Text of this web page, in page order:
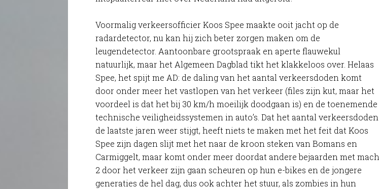
Voormalig verkeersofficier Koos Spee maakte ooit jacht op de
radardetector, nu kan hij zich beter zorgen maken om de
leugendetector. Aantoonbare grootspraak en aperte flauwekul
natuurlijk, maar het Algemeen Dagblad tikt het klakkeloos over. Helaas
Spee, het spijt me AD: de daling van het aantal verkeersdoden komt
door onder meer het vastlopen van het verkeer (files zijn kut, maar het
voordeel is dat het bij 30 km/h moeilijk doodgaan is) en de toenemende
technische veiligheidssystemen in auto’s. Dat het aantal verkeersdoden
de laatste jaren weer stijgt, heeft niets te maken met het feit dat Koos
Spee zijn dagen slijt met het naar de kroon steken van Bomans en
Carmiggelt, maar komt onder meer doordat andere bejaarden met mach
2 door het verkeer zijn gaan scheuren op hun e-bikes en de jongere
generaties de hel dag, dus ook achter het stuur, als zombies in hun